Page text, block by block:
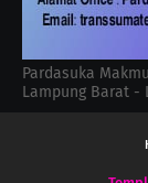
Pardasuka
Lampung Barat -